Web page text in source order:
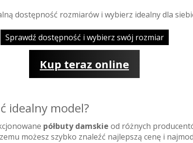
dostępność rozmiarów i wybierz idealny dla
Sprawdź dostępność i wybierz swój rozmiar
Kup teraz online
idealny model?
półbuty damskie od różnych
możesz szybko znaleźć najlepszą cenę i